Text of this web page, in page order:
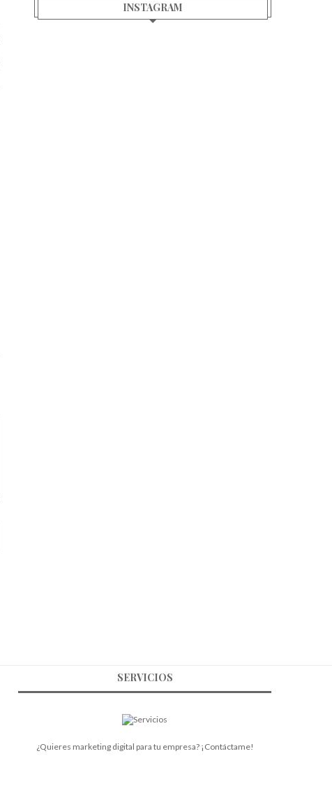
INSTAGRAM
SERVICIOS
¿Quieres marketing digital para tu empresa? ¡Contáctame!